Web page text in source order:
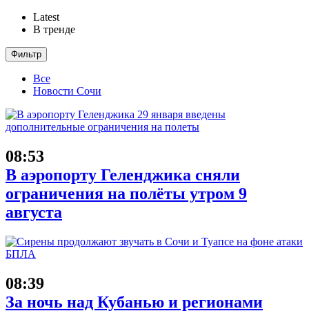
Latest
В тренде
Фильтр
Все
Новости Сочи
08:53
В аэропорту Геленджика сняли
ограничения на полёты утром 9
августа
08:39
За ночь над Кубанью и регионами